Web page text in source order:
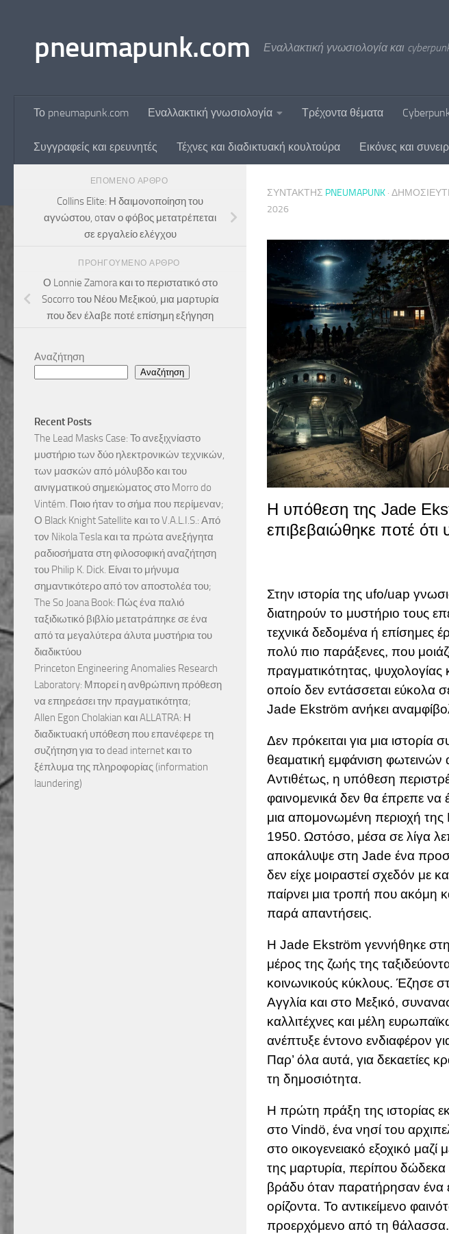
pneumapunk.com Εναλλακτική γνωσιολογία και
Το pneumapunk.com Εναλλακτική γνωσιολογία Τρέχοντα θέματα
Συγγραφείς και ερευνητές Τέχνες και διαδικτυακή κουλτούρα Εικόνες και
ΣΥΝΤΆΚΤΗΣ PNEUMAPUNK ·
2026
Η υπόθεση της Jade
επιβεβαιώθηκε ποτέ ότι
Στην ιστορία της ufo/uap
διατηρούν το μυστήριο τους
τεχνικά δεδομένα ή επίσημες
πολύ πιο παράξενες, που
πραγματικότητας, ψυχολογίας
οποίο δεν εντάσσεται εύκολα
Jade Ekström ανήκει
Δεν πρόκειται για μια
θεαματική εμφάνιση φωτεινών
Αντιθέτως, η υπόθεση
φαινομενικά δεν θα έπρεπε να
μια απομονωμένη περιοχή της
1950. Ωστόσο, μέσα σε λίγα
αποκάλυψε στη Jade ένα
δεν είχε μοιραστεί σχεδόν με
παίρνει μια τροπή που ακόμη
παρά απαντήσεις.
Η Jade Ekström γεννήθηκε
μέρος της ζωής της
κοινωνικούς κύκλους. Έζησε
Αγγλία και στο Μεξικό,
καλλιτέχνες και μέλη
ανέπτυξε έντονο ενδιαφέρον
Παρ’ όλα αυτά, για δεκαετίες
τη δημοσιότητα.
Η πρώτη πράξη της ιστορίας
στο Vindö, ένα νησί του
στο οικογενειακό εξοχικό
της μαρτυρία, περίπου δώδεκα
βράδυ όταν παρατήρησαν ένα
ορίζοντα. Το αντικείμενο
προερχόμενο από τη θάλασσα.
ΕΠΌΜΕΝΟ ΆΡΘΡΟ
Collins Elite: Η δαιμονοποίηση του
αγνώστου, oταν ο φόβος μετατρέπεται
σε εργαλείο ελέγχου
ΠΡΟΗΓΟΎΜΕΝΟ ΆΡΘΡΟ
Ο Lonnie Zamora και το περιστατικό στο
Socorro του Νέου Μεξικού, μια μαρτυρία
που δεν έλαβε ποτέ επίσημη εξήγηση
Αναζήτηση
Αναζήτηση
Recent Posts
The Lead Masks Case: Το ανεξιχνίαστο
μυστήριο των δύο ηλεκτρονικών τεχνικών,
των μασκών από μόλυβδο και του
αινιγματικού σημειώματος στο Morro do
Vintém. Ποιο ήταν το σήμα που περίμεναν;
Ο Black Knight Satellite και το V.A.L.I.S.: Από
τον Nikola Tesla και τα πρώτα ανεξήγητα
ραδιοσήματα στη φιλοσοφική αναζήτηση
του Philip K. Dick. Είναι το μήνυμα
σημαντικότερο από τον αποστολέα του;
The So Joana Book: Πώς ένα παλιό
ταξιδιωτικό βιβλίο μετατράπηκε σε ένα
από τα μεγαλύτερα άλυτα μυστήρια του
διαδικτύου
Princeton Engineering Anomalies Research
Laboratory: Μπορεί η ανθρώπινη πρόθεση
να επηρεάσει την πραγματικότητα;
Allen Egon Cholakian και ALLATRA: Η
διαδικτυακή υπόθεση που επανέφερε τη
συζήτηση για το dead internet και το
ξέπλυμα της πληροφορίας (information
laundering)